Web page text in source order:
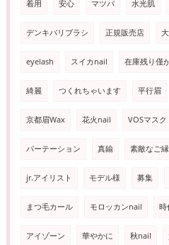
着用 安心 マツパ 水光肌
デンキバリブラシ 正規販売店
eyelash スイカnail 在庫残り僅
綺麗 つくれちゃいます 平行眉
京都眉Wax 花火nail VOSマスク
パーテーション 真鍮 素敵なご縁
jr.アイリスト モデル様 募集
まつ毛カール モロッカンnail 時
アイゾーン 華やかに 秋nail